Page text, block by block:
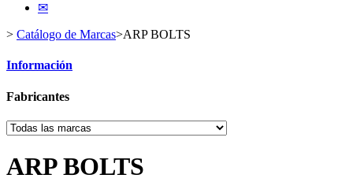
✉
> Catálogo de Marcas>ARP BOLTS
Información
Fabricantes
ARP BOLTS